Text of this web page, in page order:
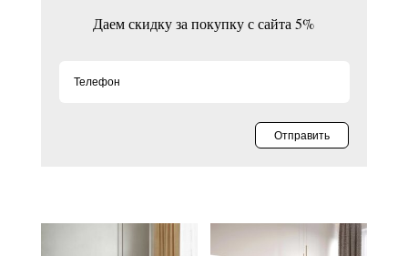
Даем скидку за покупку с сайта 5%
Отправить